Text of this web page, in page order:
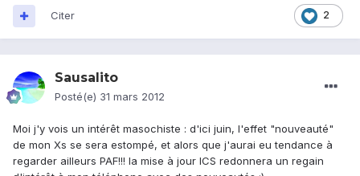
2
Citer
Sausalito
Posté(e) 31 mars 2012
Moi j'y vois un intérêt masochiste : d'ici juin, l'effet "nouveauté"
de mon Xs se sera estompé, et alors que j'aurai eu tendance à
regarder ailleurs PAF!!! la mise à jour ICS redonnera un regain